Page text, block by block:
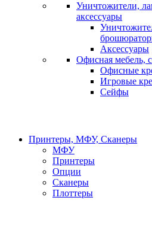
Уничтожители,
аксессуары
Аксессуары
Офисная мебель,
Офисные
Игровые
Сейфы
Принтеры, МФУ, Сканеры
МФУ
Принтеры
Опции
Сканеры
Плоттеры